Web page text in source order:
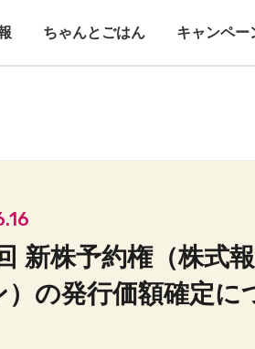
ちゃんとごはん キャンペー
新株予約権（株式
）の発行価額確定に